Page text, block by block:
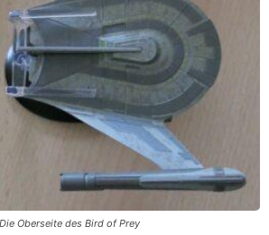
Die Oberseite des Bird of Prey